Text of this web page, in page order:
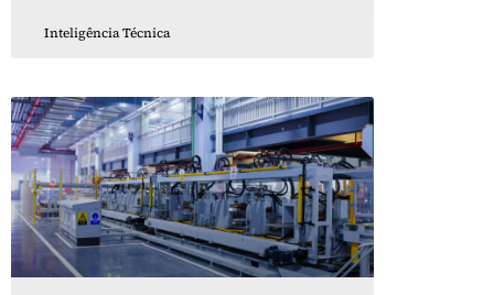
Inteligência Técnica